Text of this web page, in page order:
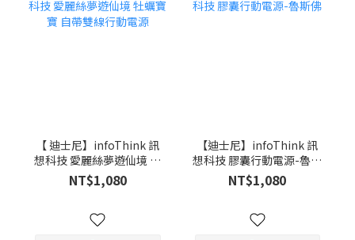
【 迪士尼】infoThink 訊
想科技 愛麗絲夢遊仙境 牡
蠣寶寶 自帶雙線行動電源
NT$1,080
【迪士尼】infoThink 訊
想科技 膠囊行動電源-魯斯
佛
NT$1,080